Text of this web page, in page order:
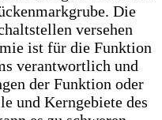
Die
versehen
ist für die Funktion
verantwortlich und
der Funktion oder
und Kerngebiete des